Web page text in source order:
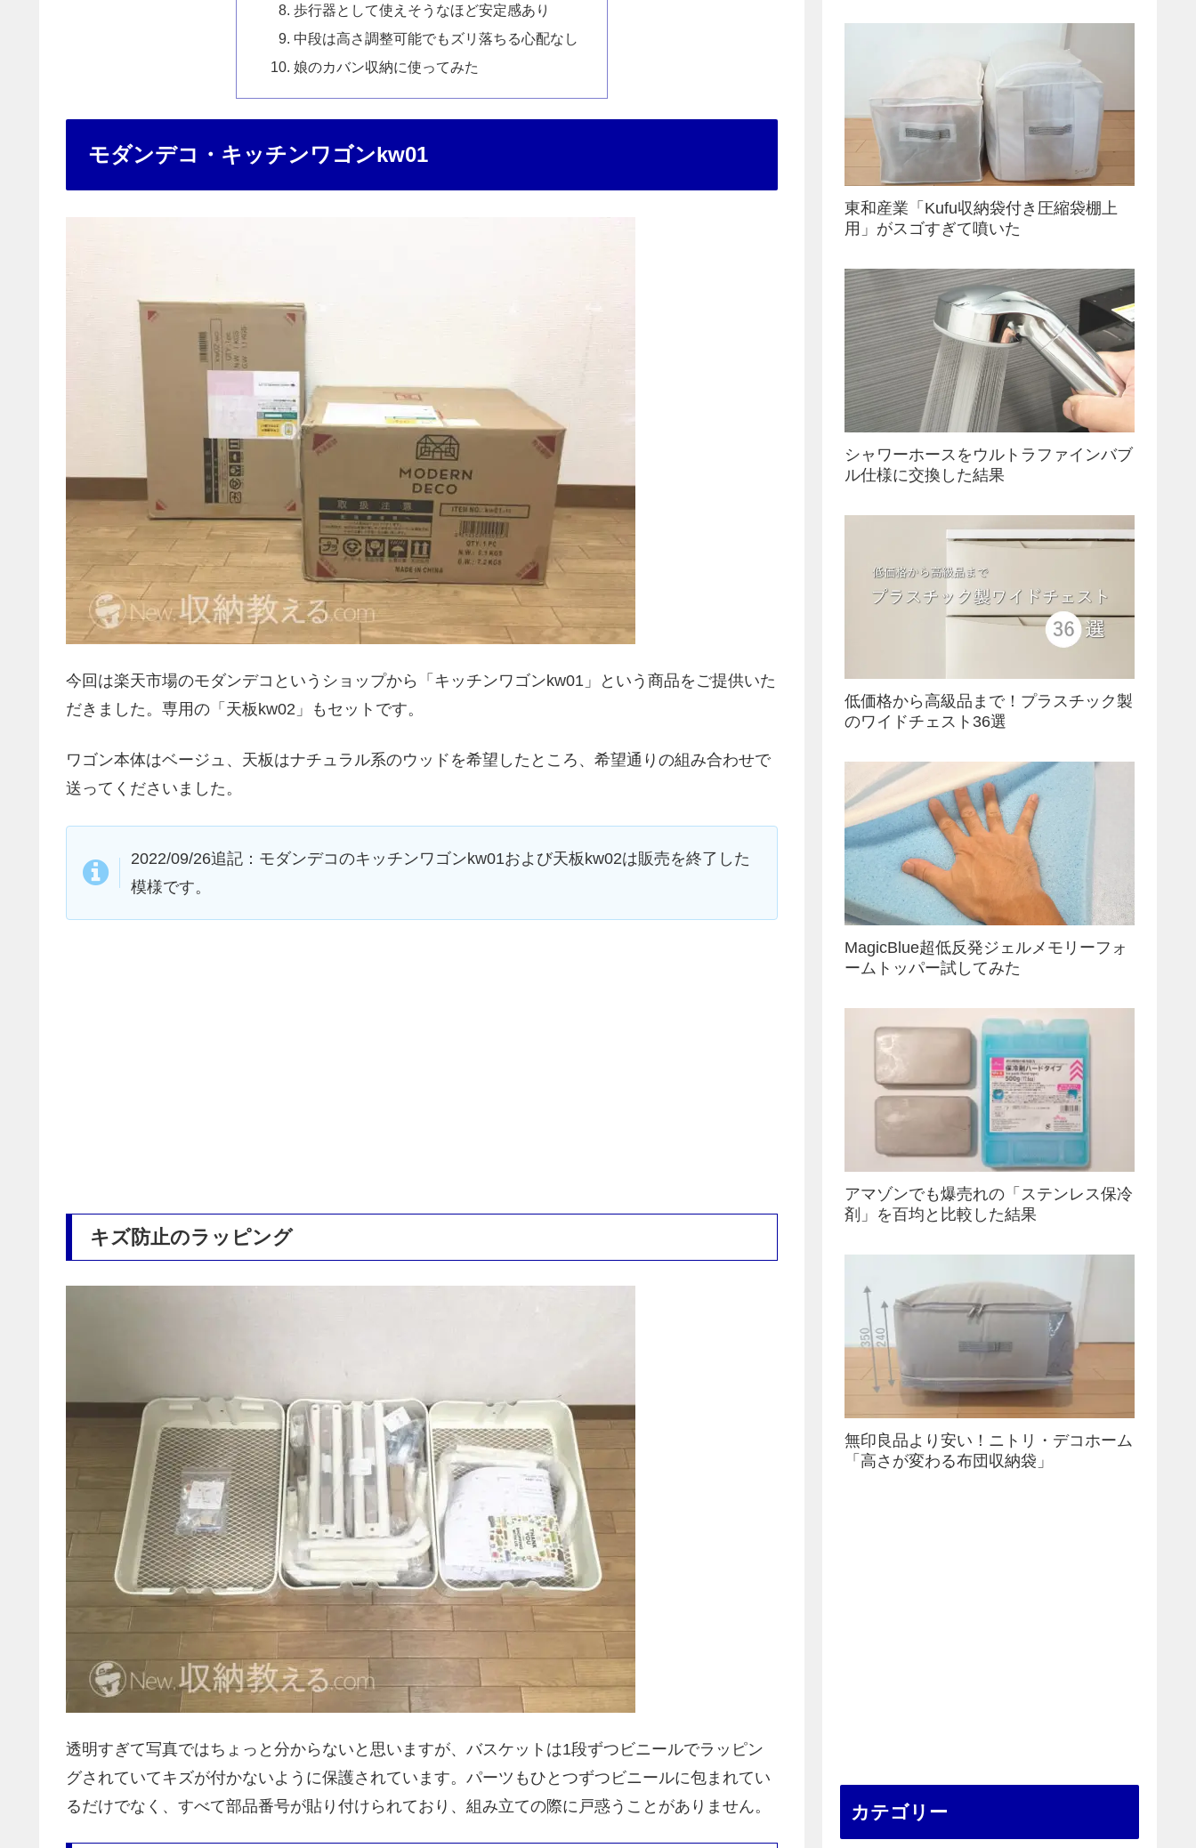
歩行器として使えそうなほど安定感あり
中段は高さ調整可能でもズリ落ちる心配なし
娘のカバン収納に使ってみた
モダンデコ・キッチンワゴンkw01
今回は楽天市場のモダンデコというショップから「キッチンワゴンkw01」という商品をご提供いた
だきました。専用の「天板kw02」もセットです。
ワゴン本体はベージュ、天板はナチュラル系のウッドを希望したところ、希望通りの組み合わせで
送ってくださいました。
2022/09/26追記：モダンデコのキッチンワゴンkw01および天板kw02は販売を終了した
模様です。
キズ防止のラッピング
透明すぎて写真ではちょっと分からないと思いますが、バスケットは1段ずつビニールでラッピン
グされていてキズが付かないように保護されています。パーツもひとつずつビニールに包まれてい
るだけでなく、すべて部品番号が貼り付けられており、組み立ての際に戸惑うことがありません。
東和産業「Kufu収納袋付き圧縮袋棚上
用」がスゴすぎて噴いた
シャワーホースをウルトラファインバブ
ル仕様に交換した結果
低価格から高級品まで！プラスチック製
のワイドチェスト36選
MagicBlue超低反発ジェルメモリーフォ
ームトッパー試してみた
アマゾンでも爆売れの「ステンレス保冷
剤」を百均と比較した結果
無印良品より安い！ニトリ・デコホーム
「高さが変わる布団収納袋」
カテゴリー